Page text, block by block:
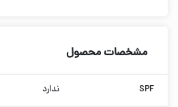
مشخصات محصول
SPF ندارد